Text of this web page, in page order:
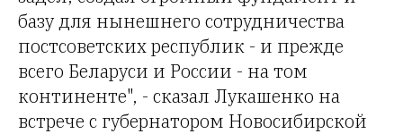
базу для нынешнего сотрудничества
постсоветских республик - и прежде
всего Беларуси и России - на том
континенте", - сказал Лукашенко на
встрече с губернатором Новосибирской